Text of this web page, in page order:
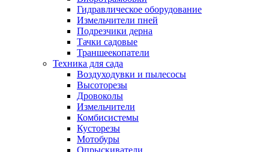
Гидравлическое оборудование
Измельчители пней
Подрезчики дерна
Тачки садовые
Траншеекопатели
Техника для сада
Воздуходувки и пылесосы
Высоторезы
Дровоколы
Измельчители
Комбисистемы
Кусторезы
Мотобуры
Опрыскиватели